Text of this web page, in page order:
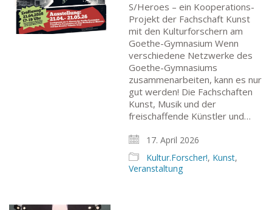
S/Heroes – ein Kooperations-
Projekt der Fachschaft Kunst
mit den Kulturforschern am
Goethe-Gymnasium Wenn
verschiedene Netzwerke des
Goethe-Gymnasiums
zusammenarbeiten, kann es nur
gut werden! Die Fachschaften
Kunst, Musik und der
freischaffende Künstler und…
17. April 2026
Kultur.Forscher!, Kunst,
Veranstaltung